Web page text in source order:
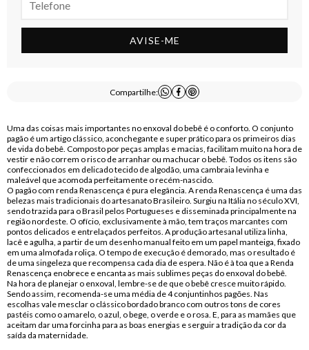
AVISE-ME
Compartilhe:
Uma das coisas mais importantes no enxoval do bebê é o conforto. O conjunto
pagão é um artigo clássico, aconchegante e super prático para os primeiros dias
de vida do bebê. Composto por peças amplas e macias, facilitam muito na hora de
vestir e não correm o risco de arranhar ou machucar o bebê. Todos os itens são
confeccionados em delicado tecido de algodão, uma cambraia levinha e
maleável que acomoda perfeitamente o recém-nascido.
O pagão com renda Renascença é pura elegância. A renda Renascença é uma das
belezas mais tradicionais do artesanato Brasileiro. Surgiu na Itália no século XVI,
sendo trazida para o Brasil pelos Portugueses e disseminada principalmente na
região nordeste. O ofício, exclusivamente à mão, tem traços marcantes com
pontos delicados e entrelaçados perfeitos. A produção artesanal utiliza linha,
lacê e agulha, a partir de um desenho manual feito em um papel manteiga, fixado
em uma almofada roliça. O tempo de execução é demorado, mas o resultado é
de uma singeleza que recompensa cada dia de espera. Não é à toa que a Renda
Renascença enobrece e encanta as mais sublimes peças do enxoval do bebê.
Na hora de planejar o enxoval, lembre-se de que o bebê cresce muito rápido.
Sendo assim, recomenda-se uma média de 4 conjuntinhos pagões. Nas
escolhas vale mesclar o clássico bordado branco com outros tons de cores
pastéis como o amarelo, o azul, o bege, o verde e o rosa. E, para as mamães que
aceitam dar uma forcinha para as boas energias e serguir a tradição da cor da
saída da maternidade.